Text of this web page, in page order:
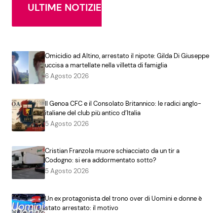
ULTIME NOTIZIE
Omicidio ad Altino, arrestato il nipote: Gilda Di Giuseppe
uccisa a martellate nella villetta di famiglia
6 Agosto 2026
Il Genoa CFC e il Consolato Britannico: le radici anglo-
italiane del club più antico d’Italia
5 Agosto 2026
Cristian Franzola muore schiacciato da un tir a
Codogno: si era addormentato sotto?
5 Agosto 2026
Un ex protagonista del trono over di Uomini e donne è
stato arrestato: il motivo